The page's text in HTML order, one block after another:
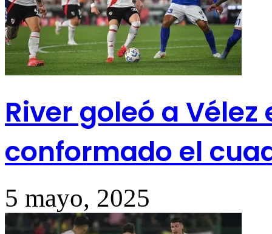
River goleó a
conformado el
5 mayo, 2025